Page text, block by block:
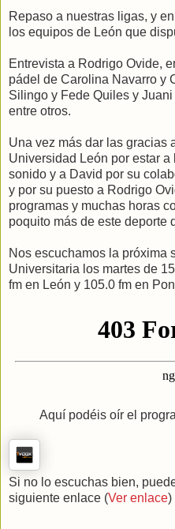
Repaso a nuestras ligas, y
los equipos de León que
Entrevista a Rodrigo Ovide,
pádel de Carolina Navarro y
Silingo y Fede Quiles y
entre otros.
Una vez más dar las gracias
Universidad León por estar
sonido y a David por su
y por su puesto a Rodrigo
programas y muchas horas
poquito más de este deporte
Nos escuchamos la próxima
Universitaria los martes de
fm en León y 105.0 fm en
Aquí podéis oír el
Si no lo escuchas bien,
siguiente enlace (Ver enlace)